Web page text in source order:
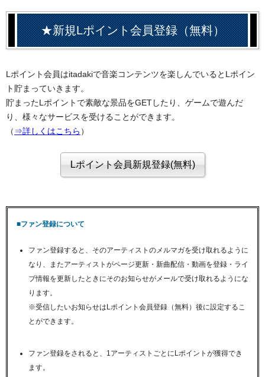
★新規Lポイント会員登録（無料）
Lポイント会員はitadakiで音楽コンテンツを楽しんでいるとLポイン
ト貯まっていきます。
貯まったLポイントで素敵な景品をGETしたり、ゲームで遊んだ
り、様々なサービスを受けることができます。
（ ⇒詳しくはこちら ）
■ファン登録について
ファン登録すると、そのアーティストのメルマガを受け取れるように
なり、またアーティストがページ更新・新曲配信・動画を登録・ライ
ブ情報を更新したときにそのお知らせがメールで受け取れるようにな
ります。
※受信したいお知らせはLポイント会員登録（無料）後に設定するこ
とができます。
ファン登録をされると、1アーティストごとにLポイントが獲得でき
ます。